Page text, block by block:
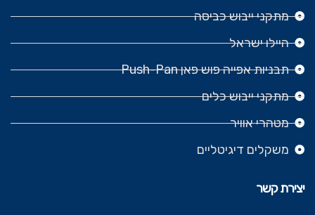
מתקני ייבוש כביסה
היילו ישראל
תבניות אפייה פוש פאן Push-Pan
מתקני ייבוש כלים
מטהרי אוויר
משקלים דיגיטליים
יצירת קשר